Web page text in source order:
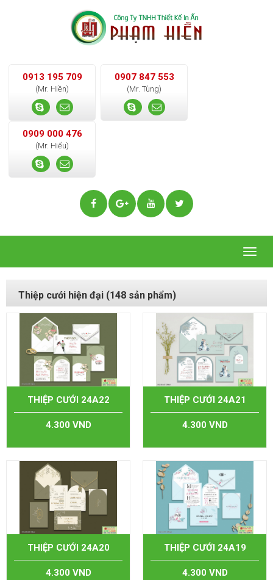
0913 195 709
(Mr. Hiền)
0907 847 553
(Mr. Tùng)
0909 000 476
(Mr. Hiếu)
Thiệp cưới hiện đại (148 sản phẩm)
THIỆP CƯỚI 24A22
4.300 VND
THIỆP CƯỚI 24A21
4.300 VND
THIỆP CƯỚI 24A20
4.300 VND
THIỆP CƯỚI 24A19
4.300 VND